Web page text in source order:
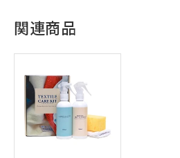
関連商品